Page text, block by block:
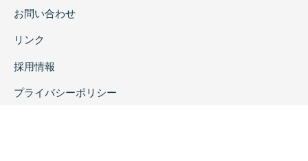
お問い合わせ
リンク
採用情報
プライバシーポリシー